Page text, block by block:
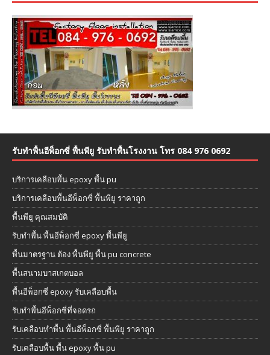
รับทำพื้นอีพ็อกซี่ พื้นพียู รับทำพื้นโรงงาน โทร 084 976 0692
บริการเคลือบพื้น epoxy พื้น pu
บริการเคลือบพื้นอีพ็อกซี่ พื้นพียู ราคาถูก
พื้นพียู คุณสมบัติ
รับทำพื้น พื้นอีพ็อกซี่ epoxy พื้นพียู
พื้นมาตรฐาน ต้อง พื้นพียู พื้น pu concrete
พื้นสนามบาสเกตบอล
พื้นอีพ็อกซี่ epoxy รับเคลือบพื้น
รับทำพื้นอีพ็อกซี่ที่จอดรถ
รับเคลือบทำพื้น พื้นอีพ็อกซี่ พื้นพียู ราคาถูก
รับเคลือบพื้น พื้น epoxy พื้น pu